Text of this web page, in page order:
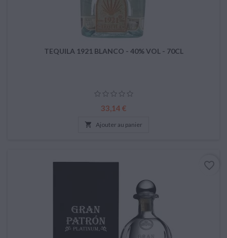
TEQUILA 1921 BLANCO - 40% VOL - 70CL
Prix
33,14 €
 Ajouter au panier
favorite_border